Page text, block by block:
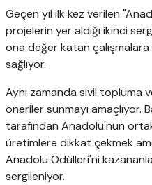
Geçen yıl ilk kez verilen
projelerin yer aldığı ikinci
ona değer katan
sağlıyor.
Aynı zamanda sivil topluma
öneriler sunmayı amaçlıyor.
tarafından Anadolu'nun
üretimlere dikkat çekmek
Anadolu Ödülleri'ni
sergileniyor.